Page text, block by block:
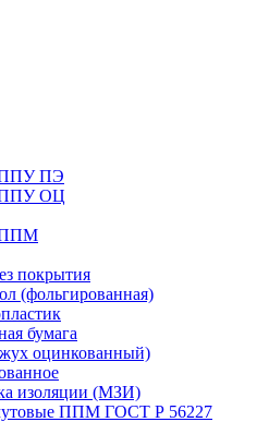
ППУ ПЭ
ППУ ОЦ
ППМ
покрытия
(фольгированная)
бумага
оцинкованный)
изоляции (МЗИ)
ППМ ГОСТ Р 56227